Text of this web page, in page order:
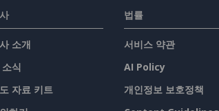
소개
식
자료 키트
법률
서비스 약관
AI Policy
개인정보 보호정책